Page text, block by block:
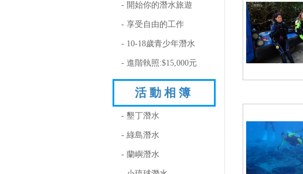
- 開始你的潛水旅遊
- 享受自由的工作
- 10-18歲青少年潛水
- 進階執照:$15,000元
活動相簿
- 墾丁潛水
- 綠島潛水
- 蘭嶼潛水